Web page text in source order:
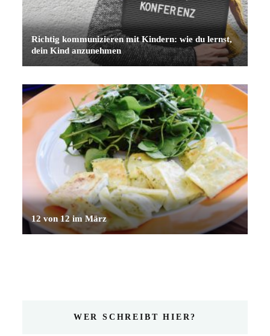
Richtig kommunizieren mit Kindern: wie du lernst,
dein Kind anzunehmen
12 von 12 im März
WER SCHREIBT HIER?